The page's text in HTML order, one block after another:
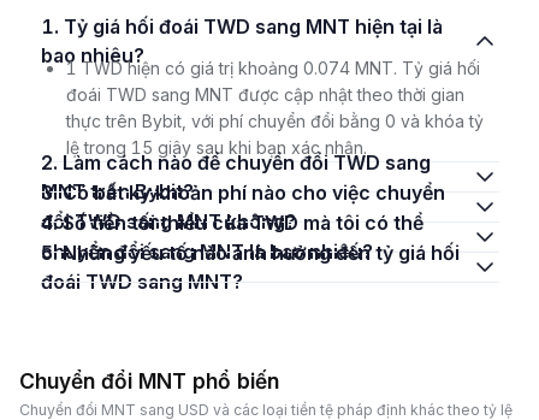
1. Tỷ giá hối đoái TWD sang MNT hiện tại là
bao nhiêu?
1 TWD hiện có giá trị khoảng 0.074 MNT. Tỷ giá hối
đoái TWD sang MNT được cập nhật theo thời gian
thực trên Bybit, với phí chuyển đổi bằng 0 và khóa tỷ
lệ trong 15 giây sau khi bạn xác nhận.
2. Làm cách nào để chuyển đổi TWD sang
MNT trên Bybit?
3. Có bất kỳ khoản phí nào cho việc chuyển
đổi TWD sang MNT không?
4. Số tiền tối thiểu của TWD mà tôi có thể
chuyển đổi sang MNT là bao nhiêu?
5. Những yếu tố nào ảnh hưởng đến tỷ giá hối
đoái TWD sang MNT?
Chuyển đổi MNT phổ biến
Chuyển đổi MNT sang USD và các loại tiền tệ pháp định khác theo tỷ lệ